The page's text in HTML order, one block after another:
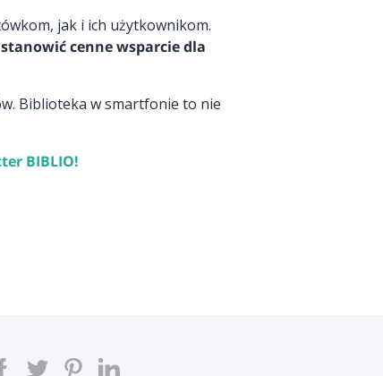
jak i ich użytkownikom.
cenne wsparcie dla
Biblioteka w smartfonie to nie
BIBLIO!